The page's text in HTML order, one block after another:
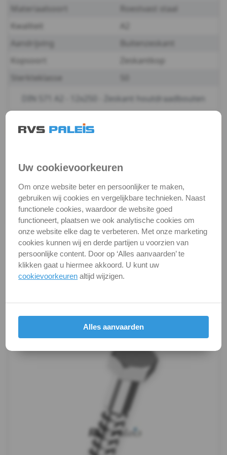
A2
10
DIN
571
A2
-
12
DIN
571
-
A4
Houtschroef
Oogbout
Schroefduim
Schroefhaak
DIN 571 A2 - 12x250 - Zeskant houtdraadbouten
Materiaalsoort
Roestvast staal
Kwaliteit
Aandrijving
Buitenzeskant
Kopsoort
Zeskantkop
Sterkteklasse
Productgegevens
Categorie
Kwaliteit
A2 ( RVS / INOX )
Verpakking
verpakking
Alle maten zijn in millimeters.
Foto's van producten zijn alleen illustraties en
kunnen soms afwijken van het werkelijke object. Het
verandert niets aan hun fundamentele
Uw cookievoorkeuren
Om onze website beter en persoonlijker te maken,
gebruiken wij cookies en vergelijkbare technieken. Naast
functionele cookies, waardoor de website goed
functioneert, plaatsen we ook analytische cookies om
onze website elke dag te verbeteren. Met onze marketing
cookies kunnen wij en derde partijen u voorzien van
persoonlijke content. Door op ‘Alles aanvaarden’ te
klikken gaat u hiermee akkoord. U kunt uw
cookievoorkeuren altijd wijzigen.
Alles aanvaarden